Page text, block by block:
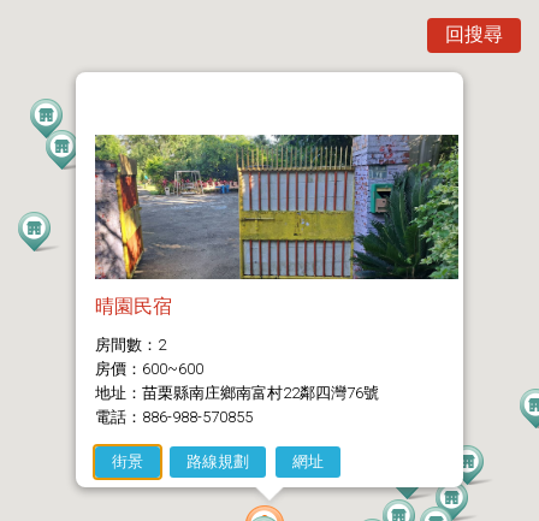
回搜尋
晴園民宿
房間數：2
房價：600~600
地址：苗栗縣南庄鄉南富村22鄰四灣76號
電話：886-988-570855
街景 路線規劃 網址